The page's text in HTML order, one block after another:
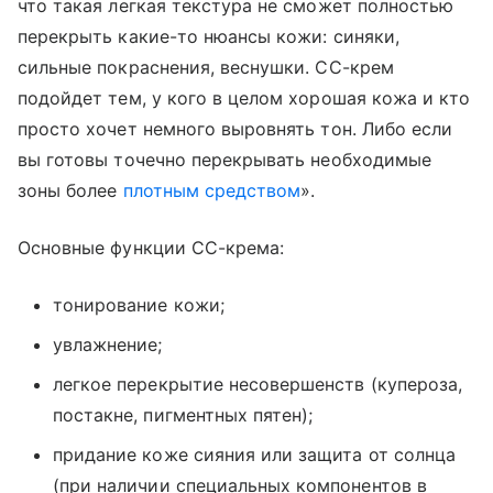
что такая легкая текстура не сможет полностью
перекрыть какие-то нюансы кожи: синяки,
сильные покраснения, веснушки. CC-крем
подойдет тем, у кого в целом хорошая кожа и кто
просто хочет немного выровнять тон. Либо если
вы готовы точечно перекрывать необходимые
зоны более плотным средством».
Основные функции CC-крема:
тонирование кожи;
увлажнение;
легкое перекрытие несовершенств (купероза,
постакне, пигментных пятен);
придание коже сияния или защита от солнца
(при наличии специальных компонентов в